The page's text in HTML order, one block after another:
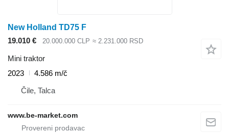
New Holland TD75 F
19.010 €
20.000.000 CLP ≈ 2.231.000 RSD
Mini traktor
2023
4.586 m/č
Čile, Talca
www.be-market.com